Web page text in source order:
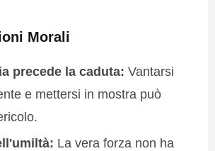
Morali
precede la caduta: Vantarsi
e mettersi in mostra può
La vera forza non ha